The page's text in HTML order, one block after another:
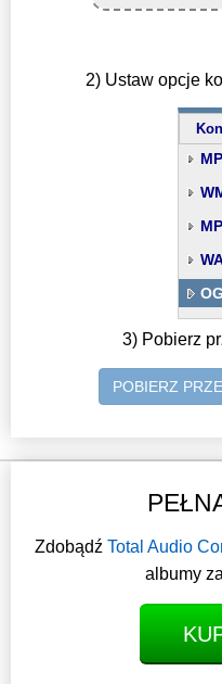
2) Ustaw opcje
3) Pobierz
POBIERZ
Zdobądź Total Audio
albumy